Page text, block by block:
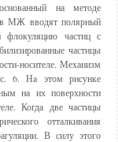
на методе
в МЖ вводят полярный
частиц с
частицы
носителе. Механизм
6. Нa этом рисунке
на их поверхности
Когда две частицы
отталкивания
В силу этого